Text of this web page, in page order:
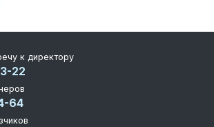
к директору
22
64